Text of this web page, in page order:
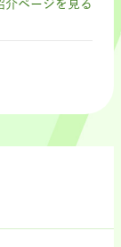
介ページを見る